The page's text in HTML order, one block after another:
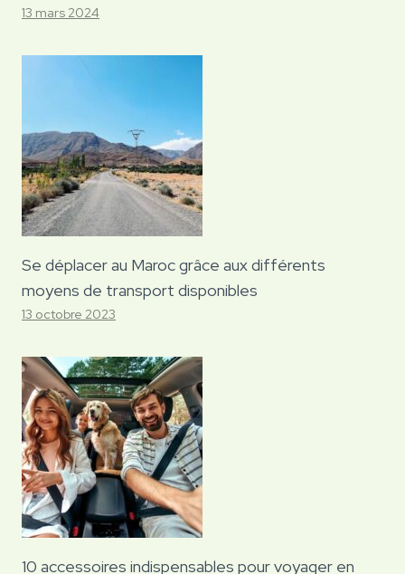
13 mars 2024
Se déplacer au Maroc grâce aux différents
moyens de transport disponibles
13 octobre 2023
10 accessoires indispensables pour voyager en